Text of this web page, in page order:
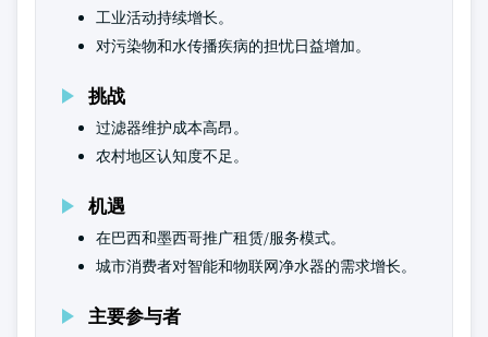
工业活动持续增长。
对污染物和水传播疾病的担忧日益增加。
挑战
过滤器维护成本高昂。
农村地区认知度不足。
机遇
在巴西和墨西哥推广租赁/服务模式。
城市消费者对智能和物联网净水器的需求增长。
主要参与者